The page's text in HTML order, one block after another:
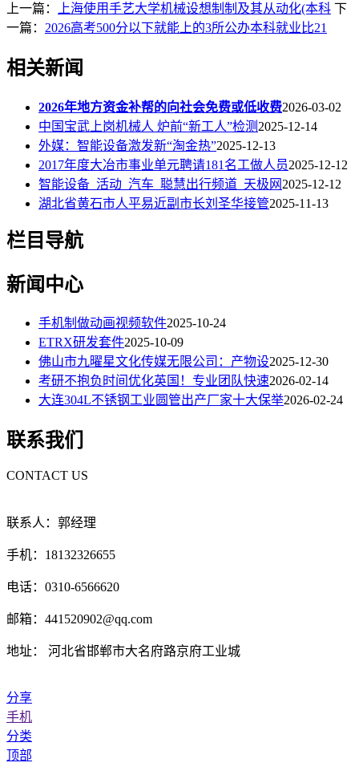
上一篇： 上海使用手艺大学机械设想制制及其从动化(本科 下
一篇： 2026高考500分以下就能上的3所公办本科就业比21
相关新闻
2026年地方资金补帮的向社会免费或低收费2026-03-02
中国宝武上岗机械人 炉前“新工人”检测 2025-12-14
外媒：智能设备激发新“淘金热”2025-12-13
2017年度大冶市事业单元聘请181名工做人员2025-12-12
智能设备_活动_汽车_聪慧出行频道_天极网 2025-12-12
湖北省黄石市人平易近副市长刘圣华接管2025-11-13
栏目导航
新闻中心
手机制做动画视频软件2025-10-24
ETRX研发套件2025-10-09
佛山市九曜星文化传媒无限公司：产物设2025-12-30
考研不抱负时间优化英国！专业团队快速2026-02-14
大连304L不锈钢工业圆管出产厂家十大保举2026-02-24
联系我们
CONTACT US
联系人：郭经理
手机：18132326655
电话：0310-6566620
邮箱：441520902@qq.com
地址： 河北省邯郸市大名府路京府工业城
分享
手机
分类
顶部